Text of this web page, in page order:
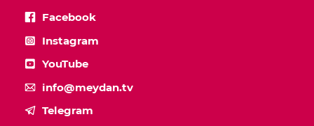
Facebook
Instagram
YouTube
info@meydan.tv
Telegram